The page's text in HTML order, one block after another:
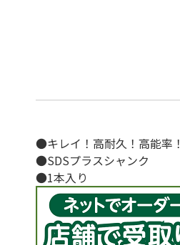
●キレイ！高耐久！高能率！
●SDSプラスシャンク
●1本入り